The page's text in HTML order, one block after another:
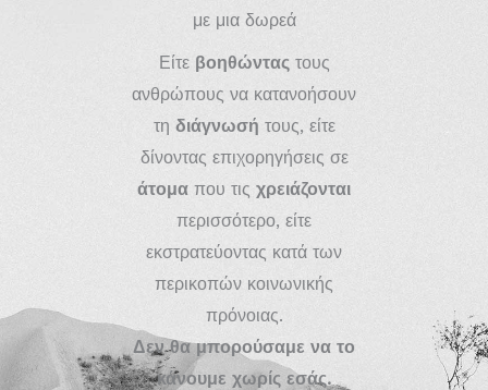
με μια δωρεά
Είτε βοηθώντας τους
ανθρώπους να κατανοήσουν
τη διάγνωσή τους, είτε
δίνοντας επιχορηγήσεις σε
άτομα που τις χρειάζονται
περισσότερο, είτε
εκστρατεύοντας κατά των
περικοπών κοινωνικής
πρόνοιας.
Δεν θα μπορούσαμε να το
κάνουμε χωρίς εσάς.